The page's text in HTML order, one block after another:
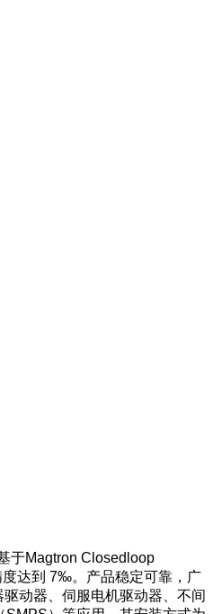
于Magtron Closedloop
达到 7‰。产品稳定可靠，广
动器、伺服电机驱动器、不间